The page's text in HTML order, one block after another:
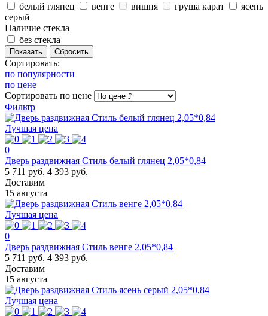
белый глянец
венге вишня груша карат
ясень
серый
Наличие стекла
без стекла
Сортировать:
по популярности
по цене
Сортировать по цене
Фильтр
Лучшая цена
0
Дверь раздвижная Стиль белый глянец 2,05*0,84
5 711 руб. 4 393 руб.
Доставим
15 августа
Лучшая цена
0
Дверь раздвижная Стиль венге 2,05*0,84
5 711 руб. 4 393 руб.
Доставим
15 августа
Лучшая цена